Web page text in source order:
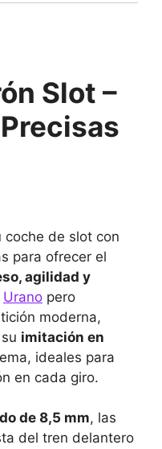
Slot –
coche de slot con
para ofrecer el
agilidad y
Urano pero
moderna,
imitación en
ideales para
en cada giro.
de 8,5 mm, las
del tren delantero